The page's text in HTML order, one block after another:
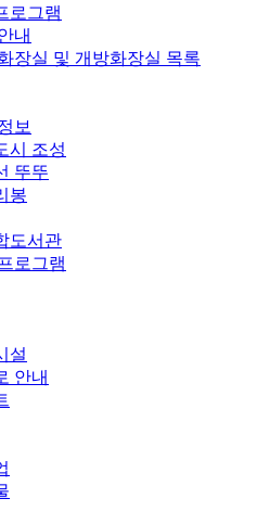
로그램
내
장실 및 개방화장실 목록
보
시 조성
뚜뚜
봉
도서관
로그램
설
안내